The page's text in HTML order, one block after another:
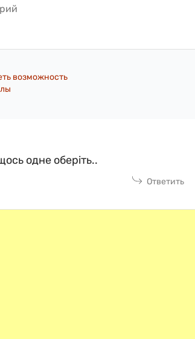
возможность
одне оберіть..
Ответить